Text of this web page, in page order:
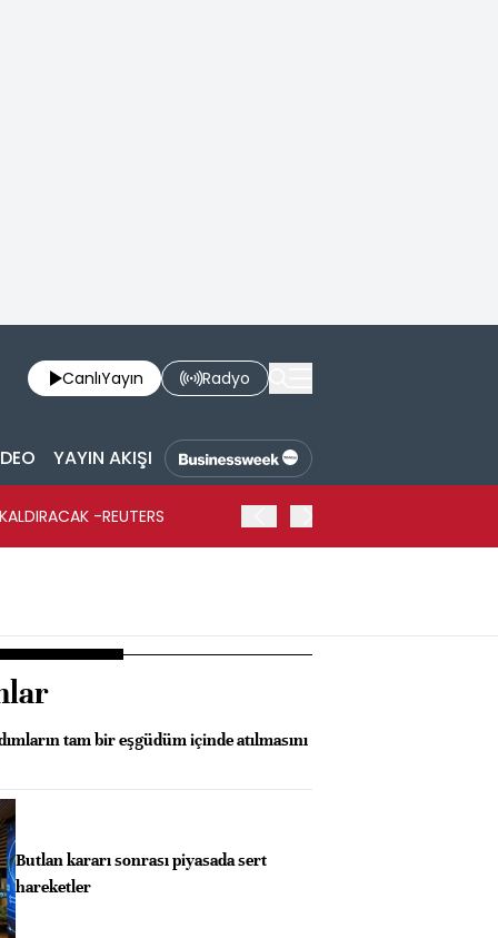
CanlıYayın Radyo
YAYIN AKIŞI
-REUTERS
tam bir eşgüdüm içinde atılmasını
Butlan kararı sonrası piyasada sert
hareketler